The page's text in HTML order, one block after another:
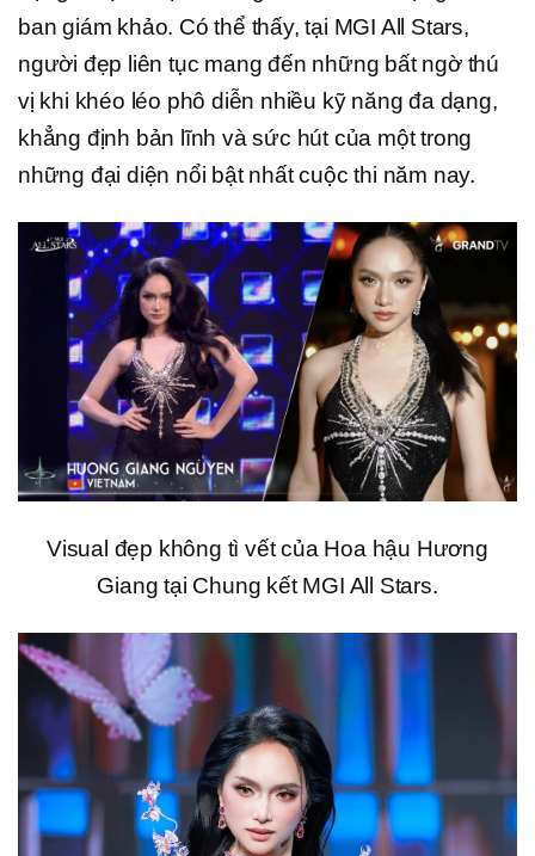
ban giám khảo. Có thể thấy, tại MGI All Stars,
người đẹp liên tục mang đến những bất ngờ thú
vị khi khéo léo phô diễn nhiều kỹ năng đa dạng,
khẳng định bản lĩnh và sức hút của một trong
những đại diện nổi bật nhất cuộc thi năm nay.
Visual đẹp không tì vết của Hoa hậu Hương
Giang tại Chung kết MGI All Stars.